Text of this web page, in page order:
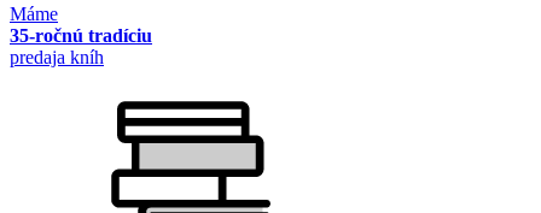
Máme
35-ročnú tradíciu
predaja kníh